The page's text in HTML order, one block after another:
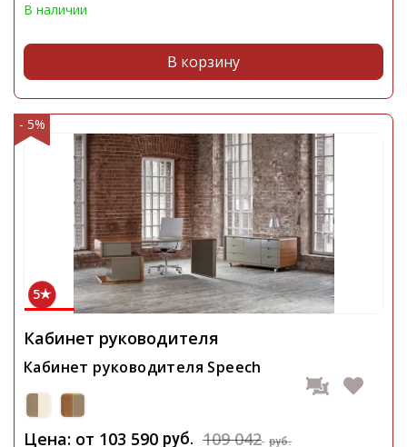
В наличии
В корзину
- 5%
5
Кабинет руководителя
Кабинет руководителя Speech
Цена: от 103 590 руб. 109 042 руб.